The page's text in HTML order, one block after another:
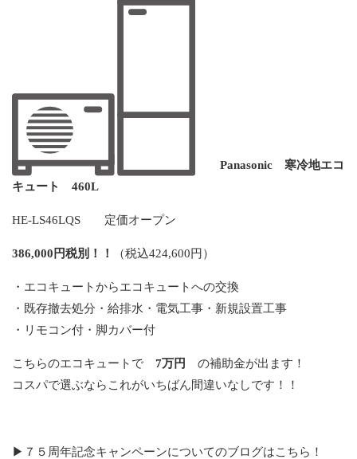
Panasonic 寒冷地エコ
キュート 460L
HE-LS46LQS 定価オープン
386,000円税別！！ （税込424,600円）
・エコキュートからエコキュートへの交換
・既存撤去処分・給排水・電気工事・新規設置工事
・リモコン付・脚カバー付
こちらのエコキュートで 7万円 の補助金が出ます！
コスパで選ぶならこれがいちばん間違いなしです！！
▶７５周年記念キャンペーンについてのブログはこちら！